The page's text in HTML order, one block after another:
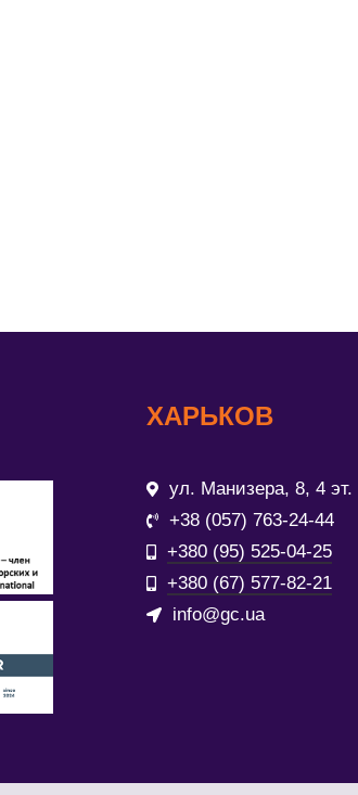
ХАРЬКОВ
ул. Манизера, 8, 4 эт.
+38 (057) 763-24-44
+380 (95) 525-04-25
+380 (67) 577-82-21
info@gc.ua